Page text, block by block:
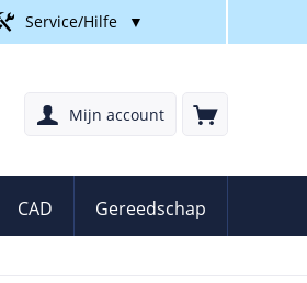
Service/Hilfe ▼
Mijn account
CAD Gereedschap